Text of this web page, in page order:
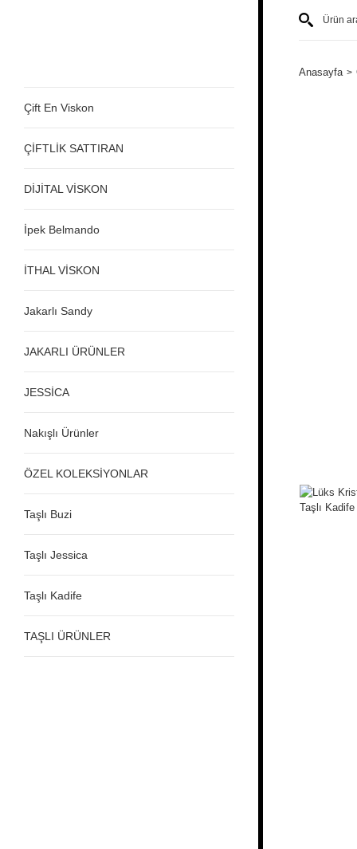
Çift En Viskon
ÇİFTLİK SATTIRAN
DİJİTAL VİSKON
İpek Belmando
İTHAL VİSKON
Jakarlı Sandy
JAKARLI ÜRÜNLER
JESSİCA
Nakışlı Ürünler
ÖZEL KOLEKSİYONLAR
Taşlı Buzi
Taşlı Jessica
Taşlı Kadife
TAŞLI ÜRÜNLER
Anasayfa